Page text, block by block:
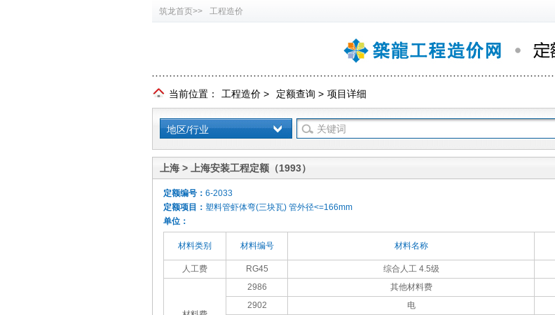
筑龙首页>> 工程造价
当前位置： 工程造价 > 定额查询 > 项目详细
地区/行业
上海 > 上海安装工程定额（1993）
定额编号： 6-2033
定额项目： 塑料管虾体弯(三块瓦) 管外径<=166mm
单位：
材料类别 材料编号 材料名称
人工费 RG45 综合人工 4.5级
2986 其他材料费
2902
电